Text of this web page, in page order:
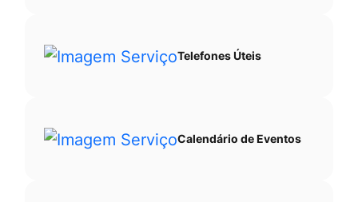
Telefones Úteis
Calendário de Eventos